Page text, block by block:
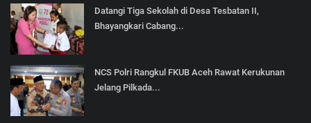
Datangi Tiga Sekolah di Desa Tesbatan II,
Bhayangkari Cabang...
NCS Polri Rangkul FKUB Aceh Rawat Kerukunan
Jelang Pilkada...